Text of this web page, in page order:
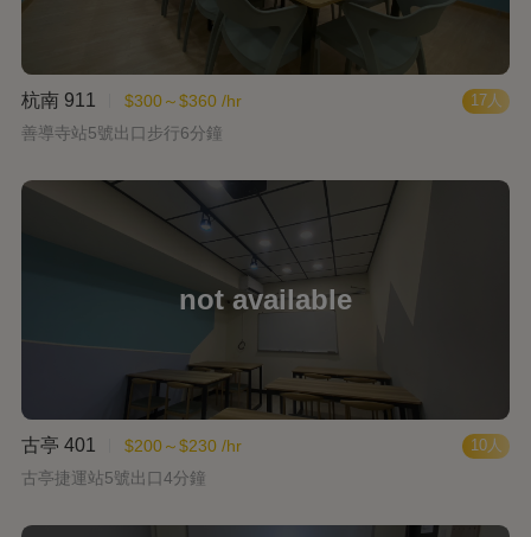
17人
杭南 911
$300～$360 /hr
善導寺站5號出口步行6分鐘
10人
古亭 401
$200～$230 /hr
古亭捷運站5號出口4分鐘